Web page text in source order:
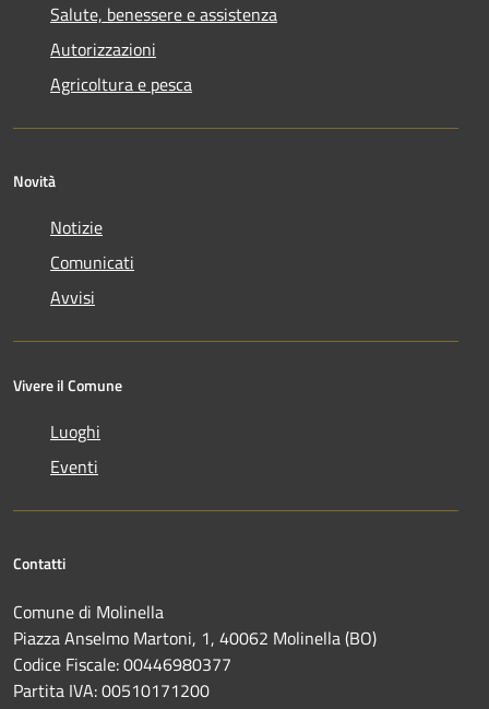
Salute, benessere e assistenza
Autorizzazioni
Agricoltura e pesca
Novità
Notizie
Comunicati
Avvisi
Vivere il Comune
Luoghi
Eventi
Contatti
Comune di Molinella
Piazza Anselmo Martoni, 1, 40062 Molinella (BO)
Codice Fiscale: 00446980377
Partita IVA: 00510171200